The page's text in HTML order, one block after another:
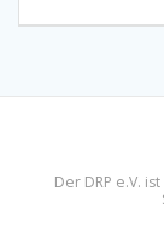
Der DRP e.V.